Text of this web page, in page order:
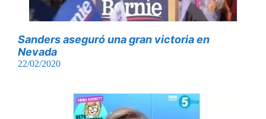
Sanders aseguró una gran victoria en
Nevada
22/02/2020